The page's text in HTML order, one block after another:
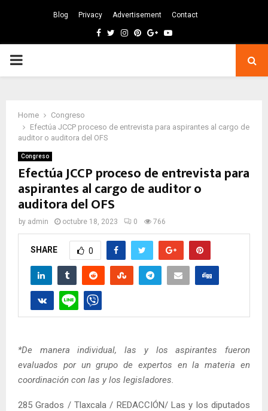
Blog Privacy Advertisement Contact
Facebook
TwitterInstagram
Pinterest
GoogleYoutube
PRIMARY
Home
Congreso
Efectúa JCCP proceso de entrevista para aspirantes al cargo de
auditor o auditora del OFS
Congreso
Efectúa JCCP proceso de entrevista para
aspirantes al cargo de auditor o
auditora del OFS
by admin octubre 18, 2023 0 766
SHARE 0
*De manera individual, las y los aspirantes fueron
evaluados por un grupo de expertos en la materia en
coordinación con las y los legisladores.
285 Grados / Tlaxcala / REDACCIÓN/ Las y los diputados